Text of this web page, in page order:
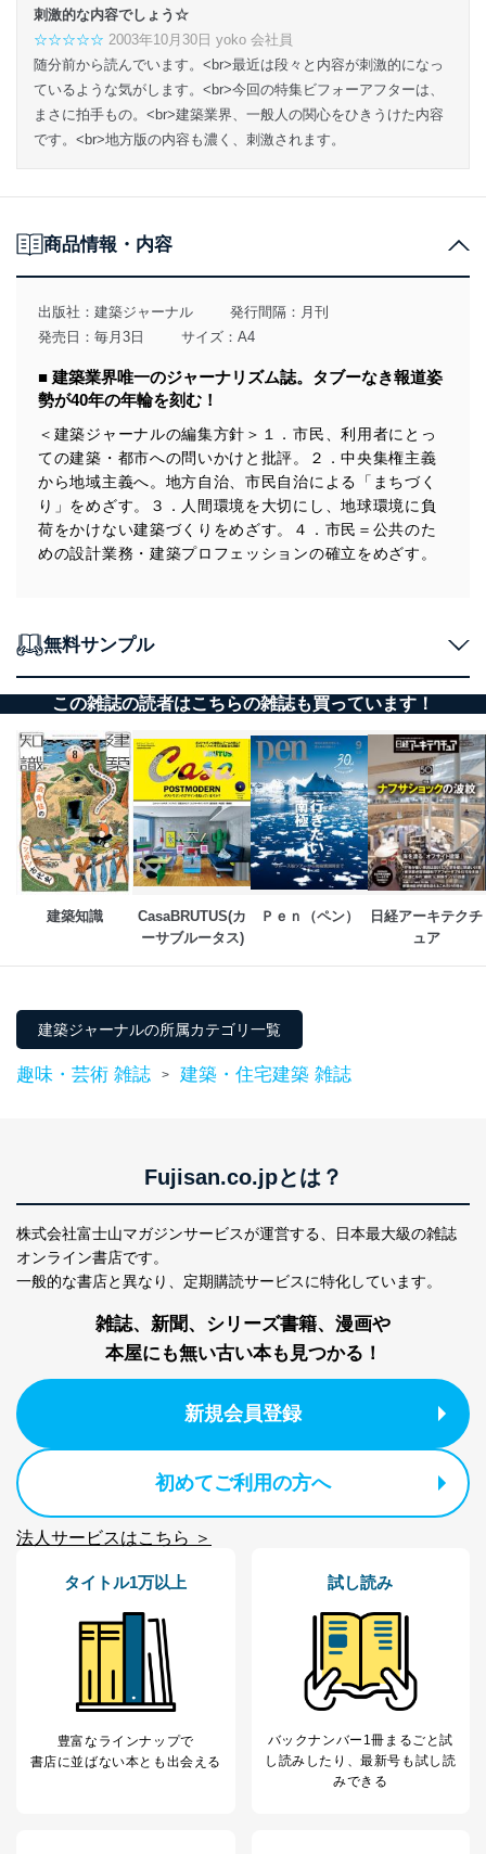
刺激的な内容でしょう☆
☆☆☆☆☆ 2003年10月30日 yoko 会社員
随分前から読んでいます。<br>最近は段々と内容が刺激的になっ
ているような気がします。<br>今回の特集ビフォーアフターは、
まさに拍手もの。<br>建築業界、一般人の関心をひきうけた内容
です。<br>地方版の内容も濃く、刺激されます。
商品情報・内容
出版社： 建築ジャーナル
発行間隔：月刊
発売日：毎月3日
サイズ：A4
■ 建築業界唯一のジャーナリズム誌。タブーなき報道姿
勢が40年の年輪を刻む！
＜建築ジャーナルの編集方針＞１．市民、利用者にとっ
ての建築・都市への問いかけと批評。２．中央集権主義
から地域主義へ。地方自治、市民自治による「まちづく
り」をめざす。３．人間環境を大切にし、地球環境に負
荷をかけない建築づくりをめざす。４．市民＝公共のた
めの設計業務・建築プロフェッションの確立をめざす。
無料サンプル
この雑誌の読者はこちらの雑誌も買っています！
建築知識
CasaBRUTUS(カ
ーサブルータス)
Ｐｅｎ（ペン）
日経アーキテクチ
ュア
建築ジャーナルの所属カテゴリ一覧
趣味・芸術 雑誌 > 建築・住宅建築 雑誌
Fujisan.co.jpとは？
株式会社富士山マガジンサービスが運営する、
日本最大級の雑誌
オンライン書店です。
一般的な書店と異なり、 定期購読サービスに特化しています。
雑誌、新聞、シリーズ書籍、漫画や
本屋にも無い古い本も見つかる！
新規会員登録
初めてご利用の方へ
法人サービスはこちら ＞
タイトル1万以上
豊富なラインナップで
書店に並ばない本とも出会える
試し読み
バックナンバー1冊まるごと試
し読み したり、最新号も試し読
みできる